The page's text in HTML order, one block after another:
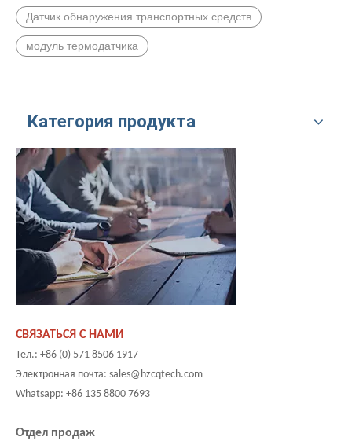
Датчик обнаружения транспортных средств
модуль термодатчика
Категория продукта
СВЯЗАТЬСЯ С НАМИ
Тел.: +86 (0) 571 8506 1917
Электронная почта: sales@hzcqtech.com
Whatsapp: +86 135 8800 7693
Отдел продаж